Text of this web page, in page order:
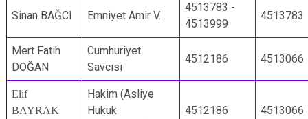
Sinan BAĞCI Emniyet Amir V.
4513783 -
4513999
4513783
Mert Fatih
DOĞAN
Cumhuriyet
Savcısı
4512186 4513066
Elif
BAYRAK
Hakim (Asliye
Hukuk
4512186 4513066